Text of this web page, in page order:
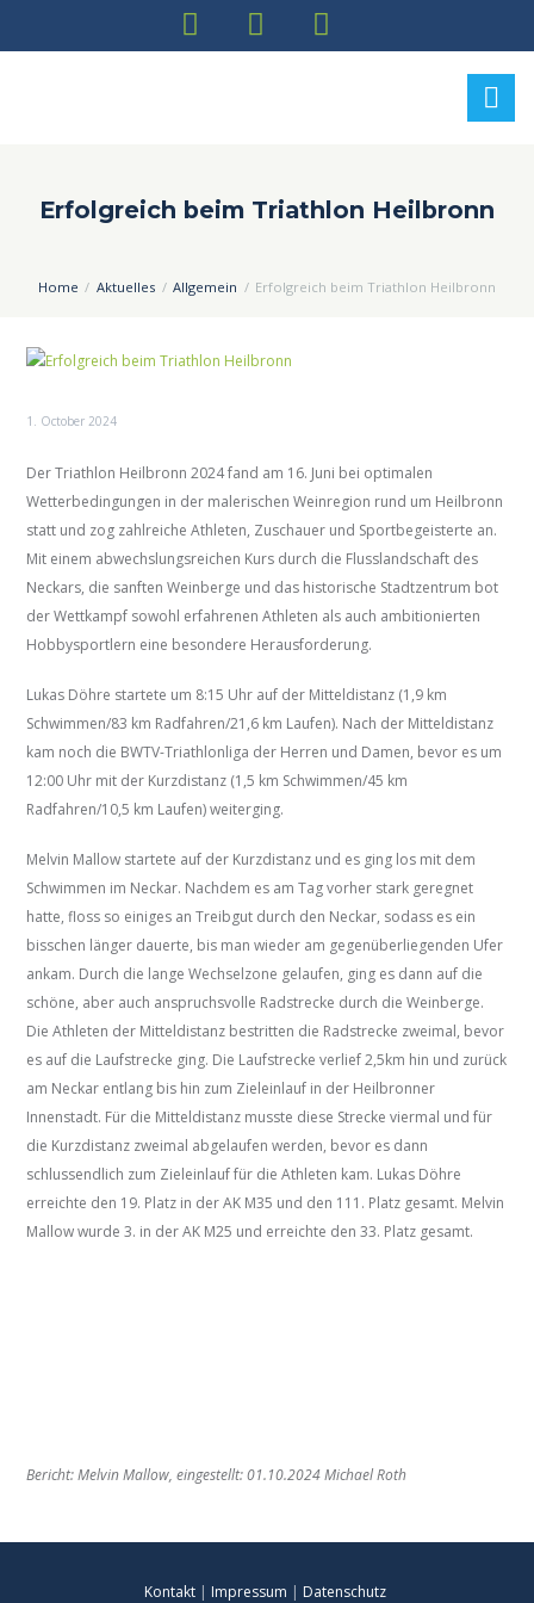
Erfolgreich beim Triathlon Heilbronn
Home Aktuelles Allgemein Erfolgreich beim Triathlon Heilbronn
1. October 2024
Der Triathlon Heilbronn 2024 fand am 16. Juni bei optimalen
Wetterbedingungen in der malerischen Weinregion rund um Heilbronn
statt und zog zahlreiche Athleten, Zuschauer und Sportbegeisterte an.
Mit einem abwechslungsreichen Kurs durch die Flusslandschaft des
Neckars, die sanften Weinberge und das historische Stadtzentrum bot
der Wettkampf sowohl erfahrenen Athleten als auch ambitionierten
Hobbysportlern eine besondere Herausforderung.
Lukas Döhre startete um 8:15 Uhr auf der Mitteldistanz (1,9 km
Schwimmen/83 km Radfahren/21,6 km Laufen). Nach der Mitteldistanz
kam noch die BWTV-Triathlonliga der Herren und Damen, bevor es um
12:00 Uhr mit der Kurzdistanz (1,5 km Schwimmen/45 km
Radfahren/10,5 km Laufen) weiterging.
Melvin Mallow startete auf der Kurzdistanz und es ging los mit dem
Schwimmen im Neckar. Nachdem es am Tag vorher stark geregnet
hatte, floss so einiges an Treibgut durch den Neckar, sodass es ein
bisschen länger dauerte, bis man wieder am gegenüberliegenden Ufer
ankam. Durch die lange Wechselzone gelaufen, ging es dann auf die
schöne, aber auch anspruchsvolle Radstrecke durch die Weinberge.
Die Athleten der Mitteldistanz bestritten die Radstrecke zweimal, bevor
es auf die Laufstrecke ging. Die Laufstrecke verlief 2,5km hin und zurück
am Neckar entlang bis hin zum Zieleinlauf in der Heilbronner
Innenstadt. Für die Mitteldistanz musste diese Strecke viermal und für
die Kurzdistanz zweimal abgelaufen werden, bevor es dann
schlussendlich zum Zieleinlauf für die Athleten kam. Lukas Döhre
erreichte den 19. Platz in der AK M35 und den 111. Platz gesamt. Melvin
Mallow wurde 3. in der AK M25 und erreichte den 33. Platz gesamt.
Bericht: Melvin Mallow, eingestellt: 01.10.2024 Michael Roth
Kontakt | Impressum | Datenschutz